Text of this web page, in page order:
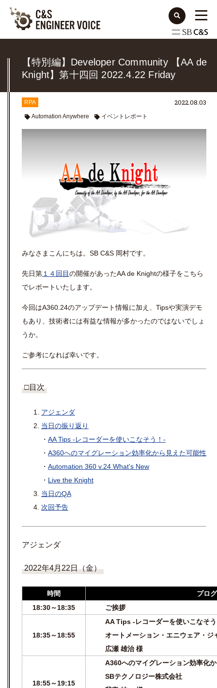
【特別編】Developer Community 【AA de
Knight】第十四回 2022.4.22 Friday
RPA
Automation Anywhere イベントレポート
2022.08.03
みなさまこんにちは。SB C&S 岡村です。
先日第１４回目の開催があったAA de Knightの様子をこちら
でレポートいたします。
今回はA360.24のアップデート情報に加え、Tipsや実演デモ
もあり、技術者には有益な情報が多かったのではないでしょ
うか。
ご参考になれば幸いです。
□目次
アジェンダ
当日の振り返り
・ AA Tips -レコーダーを使いこなそう！-
・ A360へのマイグレーション効率化から見えた可能性
・ Automation 360 v.24 What's New
・ Live the Knight
当日のQA
次回予告
アジェンダ
2022年4月22日（金）
時間
プロ
18:30～18:35
ご挨拶
18:35～18:55
AA Tips -レコーダーを使いこなそ
オートメーション・エニウェア・ジ
広瀬 雄治 様
18:55～19:15
A360へのマイグレーション効率化
SBテクノロジー株式会社